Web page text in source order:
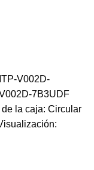
V002D-
7B3UDF
la caja: Circular